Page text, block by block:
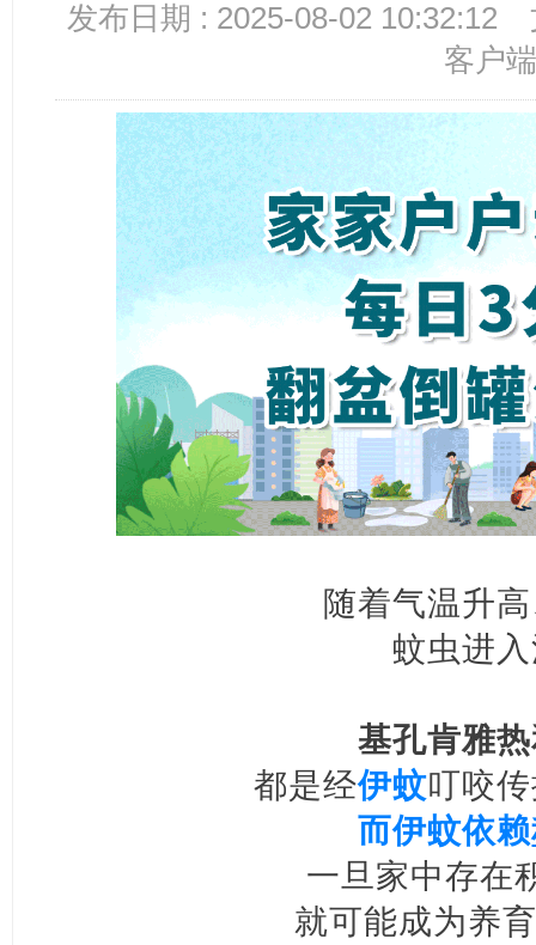
发布日期 : 2025-08-02 10:32:12
客户端
随着气温升
蚊虫进
基孔肯雅
都是经伊蚊叮咬
而伊蚊依赖
一旦家中存在
就可能成为养